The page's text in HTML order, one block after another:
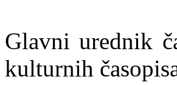
Glavni urednik
kulturnih